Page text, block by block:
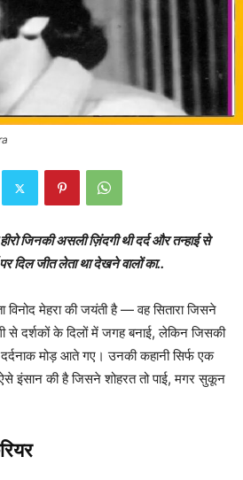
जिनकी असली ज़िंदगी थी दर्द और तन्हाई से
दिल जीत लेता था देखने वालों का..
मेहरा की जयंती है — वह सितारा जिसने
से दर्शकों के दिलों में जगह बनाई, लेकिन जिसकी
मोड़ आते गए। उनकी कहानी सिर्फ एक
ऐसे इंसान की है जिसने शोहरत तो पाई, मगर सुकून